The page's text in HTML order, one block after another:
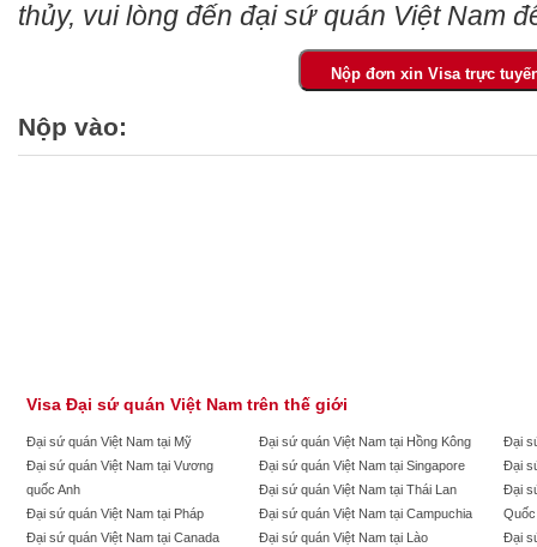
thủy, vui lòng đến đại sứ quán Việt Nam
Nộp vào:
Visa Đại sứ quán Việt Nam trên thế giới
Đại sứ quán Việt Nam tại Mỹ
Đại sứ quán Việt Nam tại Vương
quốc Anh
Đại sứ quán Việt Nam tại Pháp
Đại sứ quán Việt Nam tại Canada
Đại sứ quán Việt Nam tại Hồng Kông
Đại sứ quán Việt Nam tại Singapore
Đại sứ quán Việt Nam tại Thái Lan
Đại sứ quán Việt Nam tại Campuchia
Đại sứ quán Việt Nam tại Lào
Đại
Đại
Đại
Quốc
Đại